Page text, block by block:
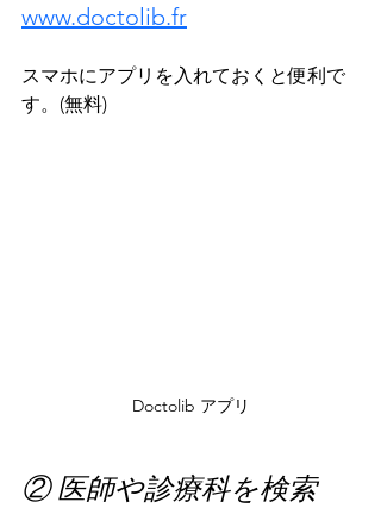
www.doctolib.fr
スマホにアプリを入れておくと便利で
す。(無料)
Doctolib アプリ
② 医師や診療科を検索